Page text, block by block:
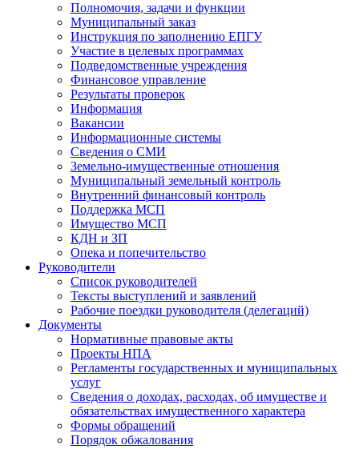
Полномочия, задачи и функции
Муниципальный заказ
Инструкция по заполнению ЕПГУ
Участие в целевых программах
Подведомственные учреждения
Финансовое управление
Результаты проверок
Информация
Вакансии
Информационные системы
Сведения о СМИ
Земельно-имущественные отношения
Муниципальный земельный контроль
Внутренний финансовый контроль
Поддержка МСП
Имущество МСП
КДН и ЗП
Опека и попечительство
Руководители
Список руководителей
Тексты выступлений и заявлений
Рабочие поездки руководителя (делегаций)
Документы
Нормативные правовые акты
Проекты НПА
Регламенты государственных и муниципальных
услуг
Сведения о доходах, расходах, об имуществе и
обязательствах имущественного характера
Формы обращений
Порядок обжалования